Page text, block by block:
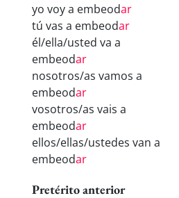
yo voy a embeodar
tú vas a embeodar
él/ella/usted va a
embeodar
nosotros/as vamos a
embeodar
vosotros/as vais a
embeodar
ellos/ellas/ustedes van a
embeodar
Pretérito anterior